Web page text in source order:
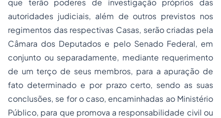
que terão poderes de investigação próprios das
autoridades judiciais, além de outros previstos nos
regimentos das respectivas Casas, serão criadas pela
Câmara dos Deputados e pelo Senado Federal, em
conjunto ou separadamente, mediante requerimento
de um terço de seus membros, para a apuração de
fato determinado e por prazo certo, sendo as suas
conclusões, se for o caso, encaminhadas ao Ministério
Público, para que promova a responsabilidade civil ou